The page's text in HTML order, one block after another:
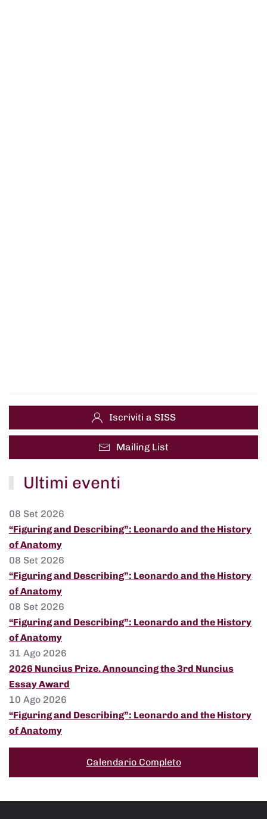
Iscriviti a SISS
Mailing List
Ultimi eventi
08 Set 2026
“Figuring and Describing”: Leonardo and the History
of Anatomy
08 Set 2026
“Figuring and Describing”: Leonardo and the History
of Anatomy
08 Set 2026
“Figuring and Describing”: Leonardo and the History
of Anatomy
31 Ago 2026
2026 Nuncius Prize. Announcing the 3rd Nuncius
Essay Award
10 Ago 2026
“Figuring and Describing”: Leonardo and the History
of Anatomy
Calendario Completo